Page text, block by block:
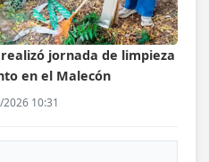
jornada de limpieza
en el Malecón
10:31